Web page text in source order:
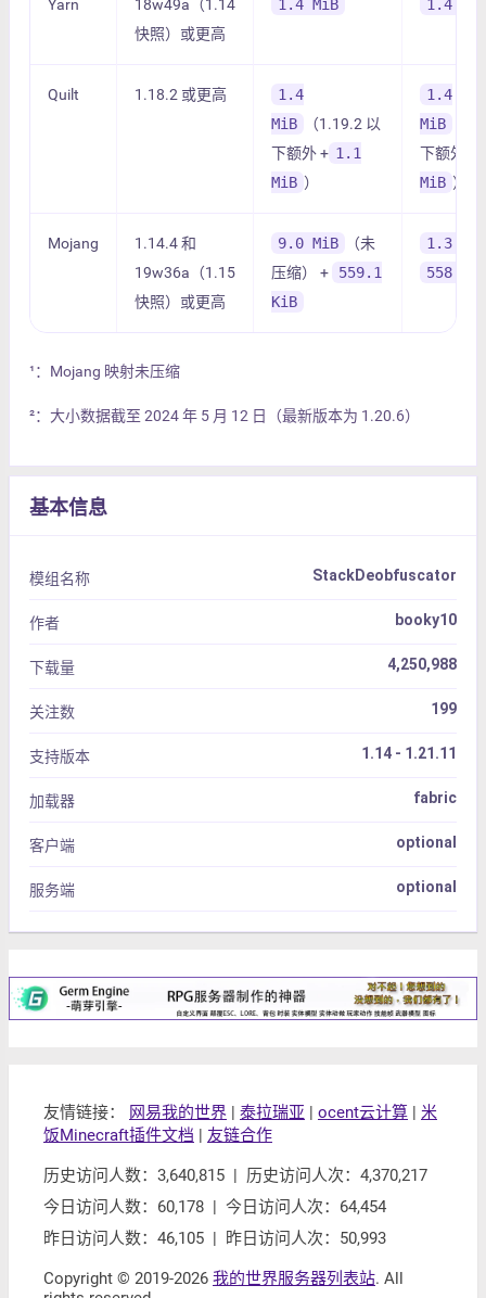
Yarn
18w49a（1.14
快照）或更高
1.4 MiB 1.4 MiB
Quilt 1.18.2 或更高
1.4
MiB
（1.19.2 以
下额外 + 1.1
MiB ）
1.4
MiB
下额外 +
MiB ）
Mojang
1.14.4 和
19w36a（1.15
快照）或更高
9.0 MiB
（未
压缩） +
559.1
KiB
1.3 MiB
558.6
¹：Mojang 映射未压缩
²：大小数据截至 2024 年 5 月 12 日（最新版本为 1.20.6）
基本信息
模组名称 StackDeobfuscator
作者 booky10
下载量 4,250,988
关注数 199
支持版本 1.14 - 1.21.11
加载器 fabric
客户端 optional
服务端 optional
友情链接： 网易我的世界 | 泰拉瑞亚 | ocent云计算 | 米
饭Minecraft插件文档 | 友链合作
历史访问人数：3,640,815 | 历史访问人次：4,370,217
今日访问人数：60,178 | 今日访问人次：64,454
昨日访问人数：46,105 | 昨日访问人次：50,993
Copyright © 2019-2026 我的世界服务器列表站. All